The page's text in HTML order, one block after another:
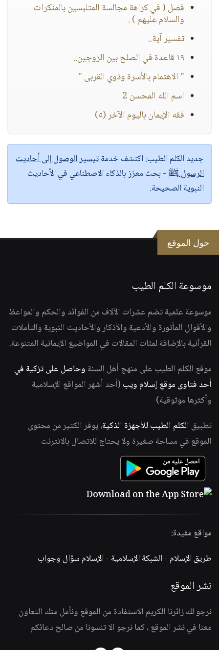
فصل ( في كراهة مجالسة المتلبسين بالمنكرات
والسلام عليهم ) .
تفسير آية..
١٩ قاعدة في الصلح بين الزوجين..
" الاهتمام بالأسرة وذوي القربى "
اسم الله المحسن 2
فقه الإيمان باليوم الآخر (٥)
جديد الكلم الطيب:اكتشف خدمةتيسير الوصول إلى أحاديث
الرسول ﷺ - بحث معزز بالذكاء الاصطناعي في الأحاديث
النبوية الصحيحة.
حول الموقع
موسوعة الكلم الطيب
موسوعة علمية تضم عشرات الآلاف من الفوائد والحكم والمواعظ
والأقوال المأثورة والأدعية والأذكار والأحاديث النبوية والتأملات
القرآنية بالإضافة لمئات المقالات في المواضيع الإيمانية المتنوعة.
موقع الكلم الطيب على منهج أهل السنة وحاصل على تزكية في
أحد فتاوى موقع إسلام ويب (أحد أشهر المواقع الإسلامية
وأكثرها موثوقية)
تطبيق الكلم الطيب للأجهزة الذكية، يوفر الكثير من محتوى
الموقع في مساحة صغيرة ولا يحتاج للاتصال بالانترنت
مواقع مفيدة:
طريق الإسلام -الشبكة الإسلامية -الإسلام سؤال وجواب
نشر الموقع
نرجو لك زائرنا الكريم الاستفادة من الموقع ونأمل منك التعاون
معنا في نشر الموقع ، كما نرجو الا تنسونا من صالح دعائكم